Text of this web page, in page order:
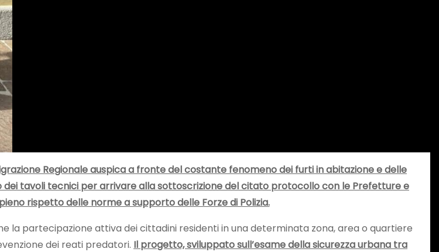
Regionale auspica a fronte del costante fenomeno dei furti in abitazione e delle
dei tavoli tecnici per arrivare alla sottoscrizione del citato protocollo con le Prefetture e
rispetto delle norme a supporto delle Forze di Polizia.
la partecipazione attiva dei cittadini residenti in una determinata zona, area o quartiere
dei reati predatori. Il progetto, sviluppato sull’esame della sicurezza urbana tra